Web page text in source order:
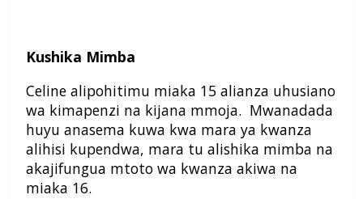
Kushika Mimba
Celine alipohitimu miaka 15 alianza uhusiano
wa kimapenzi na kijana mmoja. Mwanadada
huyu anasema kuwa kwa mara ya kwanza
alihisi kupendwa, mara tu alishika mimba na
akajifungua mtoto wa kwanza akiwa na
miaka 16.